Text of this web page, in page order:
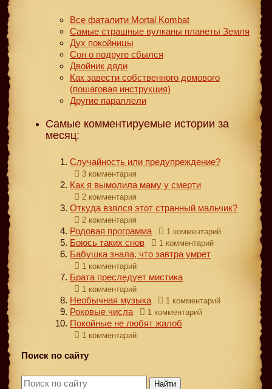
Все фаталити Mortal Kombat
Самые страшные вулканы планеты Земля
Дух покойницы
Сон о подруге сбылся
Двойник дяди
Как завести собственного домового
(пошаговая инструкция)
Другие параллели
Самые комментируемые истории за
месяц:
Случайность или предупреждение?
3 комментария
Как я вымолила маму у смерти
2 комментария
Откуда взялся этот странный мальчик?
2 комментария
Родовая программа 1 комментарий
Боюсь таких снов 1 комментарий
Бабушка знала, что завтра умрет
1 комментарий
Брата преследует мистика
1 комментарий
Необычная музыка 1 комментарий
Роковые числа 1 комментарий
Покойные не любят жалоб
1 комментарий
Поиск по сайту
Найти